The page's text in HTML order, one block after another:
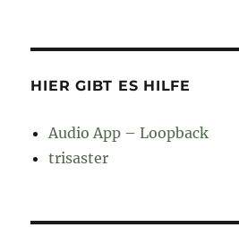
HIER GIBT ES HILFE
Audio App – Loopback
trisaster